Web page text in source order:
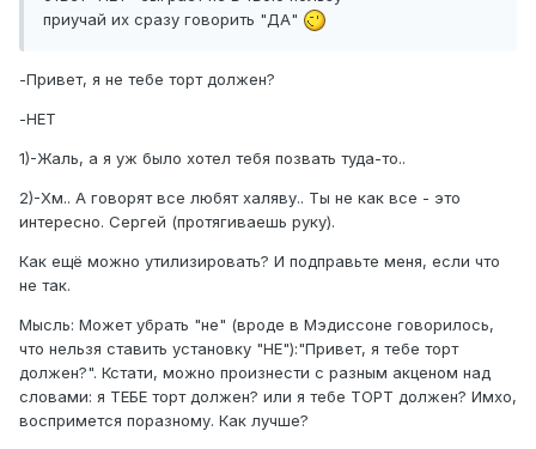
приучай их сразу говорить "ДА"
-Привет, я не тебе торт должен?
-НЕТ
1)-Жаль, а я уж было хотел тебя позвать туда-то..
2)-Хм.. А говорят все любят халяву.. Ты не как все - это
интересно. Сергей (протягиваешь руку).
Как ещё можно утилизировать? И подправьте меня, если что
не так.
Мысль: Может убрать "не" (вроде в Мэдиссоне говорилось,
что нельзя ставить установку "НЕ"):"Привет, я тебе торт
должен?". Кстати, можно произнести с разным акценом над
словами: я ТЕБЕ торт должен? или я тебе ТОРТ должен? Имхо,
воспримется поразному. Как лучше?